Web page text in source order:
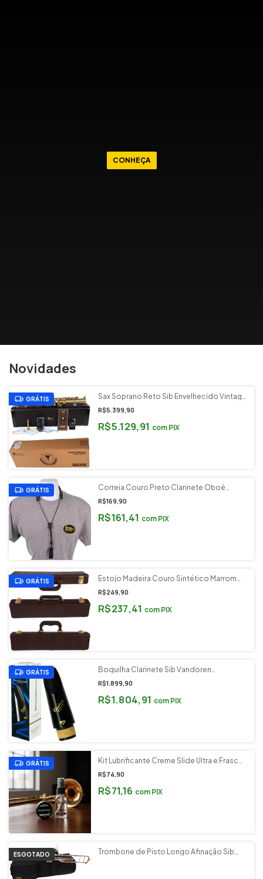
CONHEÇA
Novidades
GRÁTIS
Sax Soprano Reto Sib Envelhecido Vintage
R$5.399,90
R$5.129,91 comPIX
GRÁTIS
Correia Couro Preto Clarinete Oboé
R$169,90
R$161,41 comPIX
GRÁTIS
Estojo Madeira Couro Sintético Marrom
Elegance Premium
R$249,90
R$237,41 comPIX
GRÁTIS
Boquilha Clarinete Sib Vandoren
R$1.899,90
R$1.804,91 comPIX
GRÁTIS
Kit Lubrificante Creme Slide Ultra e Frasco
Products
R$74,90
R$71,16 comPIX
ESGOTADO
Trombone de Pisto Longo Afinação Sib